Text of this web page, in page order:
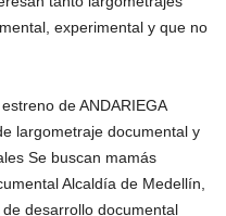
experimental y que no
de ANDARIEGA
largometraje documental y
Se buscan mamás
Alcaldía de Medellín,
desarrollo documental